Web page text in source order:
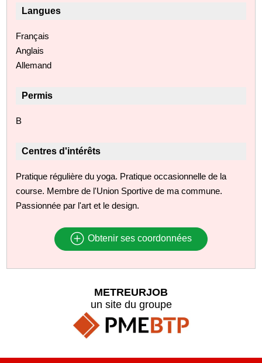
Langues
Français
Anglais
Allemand
Permis
B
Centres d'intérêts
Pratique régulière du yoga. Pratique occasionnelle de la
course. Membre de l'Union Sportive de ma commune.
Passionnée par l'art et le design.
Obtenir ses coordonnées
METREURJOB
un site du groupe